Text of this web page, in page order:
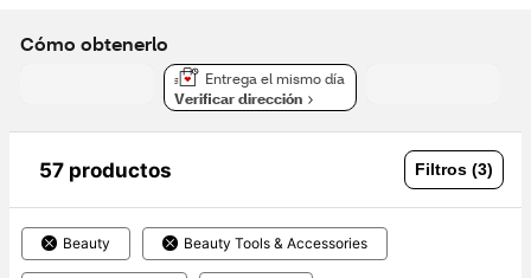
Cómo obtenerlo
Entrega el mismo día
Verificar dirección
57 productos Filtros (3)
Beauty Beauty Tools & Accessories